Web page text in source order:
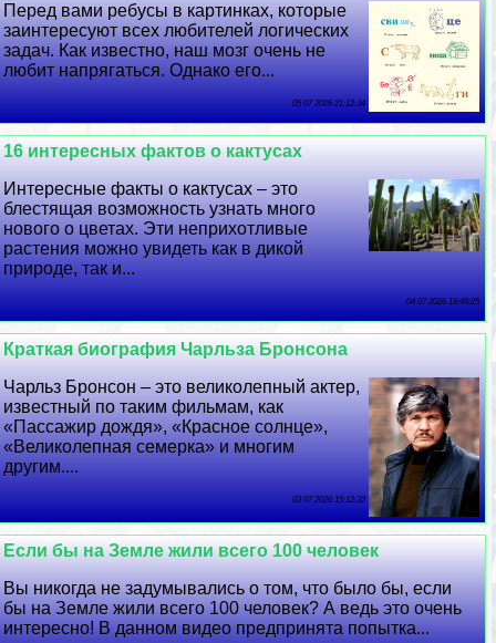
Перед вами ребусы в картинках, которые
заинтересуют всех любителей логических
задач. Как известно, наш мозг очень не
любит напрягаться. Однако его...
05 07 2026 21:12:34
16 интересных фактов о кактусах
Интересные факты о кактусах – это
блестящая возможность узнать много
нового о цветах. Эти неприхотливые
растения можно увидеть как в дикой
природе, так и...
04 07 2026 19:49:25
Краткая биография Чарльза Бронсона
Чарльз Бронсон – это великолепный актер,
известный по таким фильмам, как
«Пассажир дождя», «Красное солнце»,
«Великолепная семерка» и многим
другим....
03 07 2026 15:12:32
Если бы на Земле жили всего 100 человек
Вы никогда не задумывались о том, что было бы, если
бы на Земле жили всего 100 человек? А ведь это очень
интересно! В данном видео предпринята попытка...